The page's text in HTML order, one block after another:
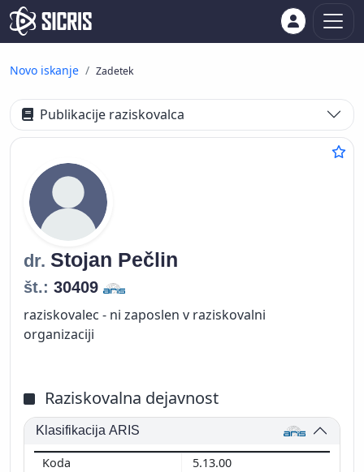
Novo iskanje Zadetek
Publikacije raziskovalca
dr. Stojan Pečlin
št.: 30409
raziskovalec - ni zaposlen v raziskovalni
organizaciji
Raziskovalna dejavnost
Klasifikacija ARIS
5.13.00